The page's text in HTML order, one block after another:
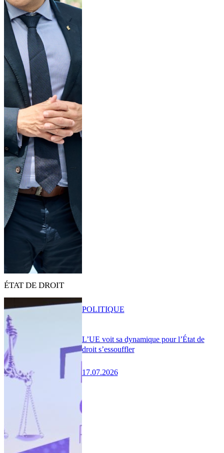
ÉTAT DE DROIT
L’UE voit sa dynamique pour l’État de
droit s’essouffler
17.07.2026
POLITIQUE